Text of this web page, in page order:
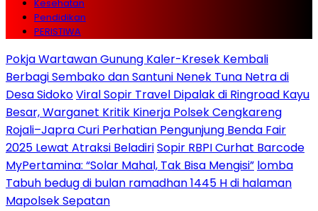
Kesehatan
Pendidikan
PERISTIWA
Pokja Wartawan Gunung Kaler-Kresek Kembali
Berbagi Sembako dan Santuni Nenek Tuna Netra di
Desa SidokoViral Sopir Travel Dipalak di Ringroad Kayu
Besar, Warganet Kritik Kinerja Polsek Cengkareng
Rojali–Japra Curi Perhatian Pengunjung Benda Fair
2025 Lewat Atraksi BeladiriSopir RBPI Curhat Barcode
MyPertamina: “Solar Mahal, Tak Bisa Mengisi” lomba
Tabuh bedug di bulan ramadhan 1445 H di halaman
Mapolsek Sepatan